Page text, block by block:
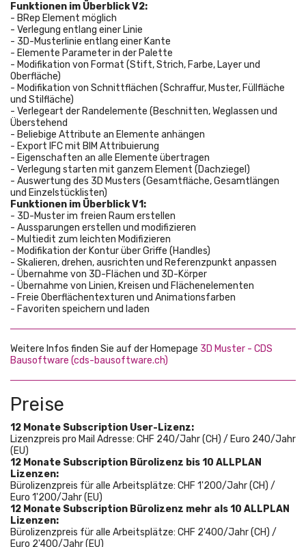
Funktionen im Überblick V2:
- BRep Element möglich
- Verlegung entlang einer Linie
- 3D-Musterlinie entlang einer Kante
- Elemente Parameter in der Palette
- Modifikation von Format (Stift, Strich, Farbe, Layer und
Oberfläche)
- Modifikation von Schnittflächen (Schraffur, Muster, Füllfläche
und Stilfläche)
- Verlegeart der Randelemente (Beschnitten, Weglassen und
Überstehend
- Beliebige Attribute an Elemente anhängen
- Export IFC mit BIM Attribuierung
- Eigenschaften an alle Elemente übertragen
- Verlegung starten mit ganzem Element (Dachziegel)
- Auswertung des 3D Musters (Gesamtfläche, Gesamtlängen
und Einzelstücklisten)
Funktionen im Überblick V1:
- 3D-Muster im freien Raum erstellen
- Aussparungen erstellen und modifizieren
- Multiedit zum leichten Modifizieren
- Modifikation der Kontur über Griffe (Handles)
- Skalieren, drehen, ausrichten und Referenzpunkt anpassen
- Übernahme von 3D-Flächen und 3D-Körper
- Übernahme von Linien, Kreisen und Flächenelementen
- Freie Oberflächentexturen und Animationsfarben
- Favoriten speichern und laden
Weitere Infos finden Sie auf der Homepage 3D Muster - CDS
Bausoftware (cds-bausoftware.ch)
Preise
12 Monate Subscription User-Lizenz:
Lizenzpreis pro Mail Adresse: CHF 240/Jahr (CH) / Euro 240/Jahr
(EU)
12 Monate Subscription Bürolizenz bis 10 ALLPLAN
Lizenzen:
Bürolizenzpreis für alle Arbeitsplätze: CHF 1'200/Jahr (CH) /
Euro 1'200/Jahr (EU)
12 Monate Subscription Bürolizenz mehr als 10 ALLPLAN
Lizenzen:
Bürolizenzpreis für alle Arbeitsplätze: CHF 2'400/Jahr (CH) /
Euro 2'400/Jahr (EU)